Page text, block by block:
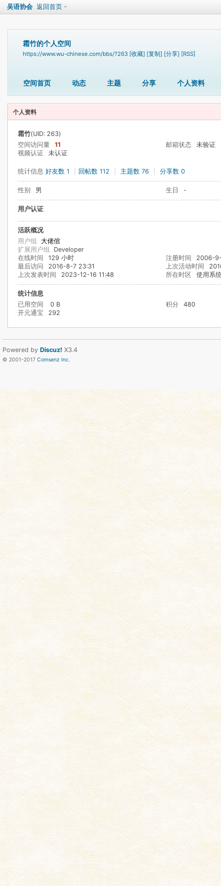
吴语协会 返回首页
霜竹的个人空间
https://www.wu-chinese.com/bbs/?263 [收藏] [复制] [分享] [RSS]
空间首页 动态 主题 分享 个人资料
个人资料
霜竹(UID: 263)
空间访问量
11 邮箱状态
未验证
视频认证
未认证
统计信息 好友数 1 回帖数 112 主题数 76 分享数 0
性别 男 生日 -
用户认证
活跃概况
用户组 大佬倌
扩展用户组 Developer
在线时间
129 小时 注册时间
2006-
最后访问
2016-8-7 23:31 上次活动时间
上次发表时间
2023-12-16 11:48 所在时区 使用系
统计信息
已用空间
0 B 积分
480
开元通宝
292
Powered by Discuz! X3.4
© 2001-2017 Comsenz Inc.